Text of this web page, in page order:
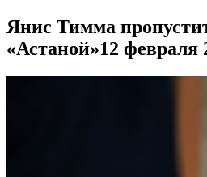
Янис Тимма
«Астаной»12 февраля